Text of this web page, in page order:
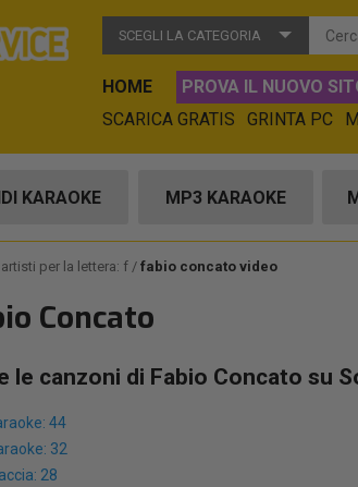
SCEGLI LA CATEGORIA
HOME PROVA IL NUOVO
SCARICA GRATIS
GRINTA PC
KARAOKE MP3 KARAOKE
artisti per la lettera: f fabio concato video
Concato
le canzoni di Fabio Concato su
44
32
28